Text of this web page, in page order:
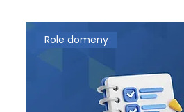
Role domeny